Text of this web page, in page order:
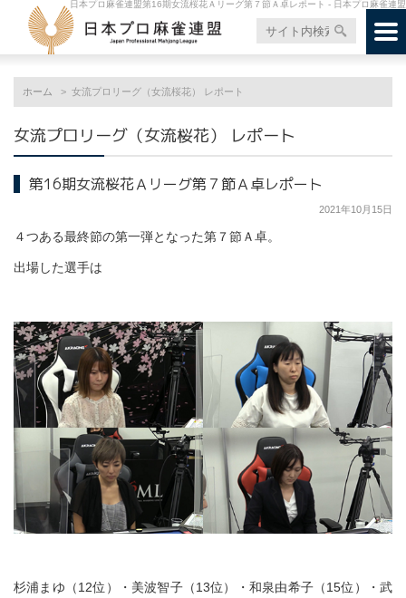
日本プロ麻雀連盟第16期女流桜花Ａリーグ第７節Ａ卓レポート - 日本プロ麻雀連盟
ホーム 女流プロリーグ（女流桜花） レポート
女流プロリーグ（女流桜花） レポート
第16期女流桜花Ａリーグ第７節Ａ卓レポート
2021年10月15日
４つある最終節の第一弾となった第７節Ａ卓。
出場した選手は
杉浦まゆ（12位）・美波智子（13位）・和泉由希子（15位）・武